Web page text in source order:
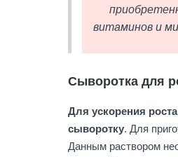
витаминов и
Сыворотка для
Для ускорения
сыворотку. Для
Данным раствором